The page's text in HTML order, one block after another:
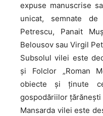
expuse manuscrise
unicat, semnate de
Petrescu, Panait
Belousov sau Virgil
Subsolul vilei este
și Folclor „Roman
obiecte şi ţinute
gospodăriilor ţărăneşti
Mansarda vilei este